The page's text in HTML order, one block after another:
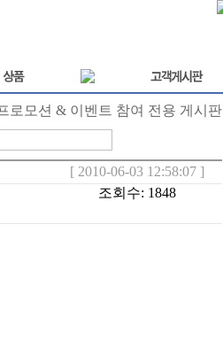
로모션 & 이벤트 참여 전용 게시판
[ 2010-06-03 12:58:07 ]
조회수: 1848